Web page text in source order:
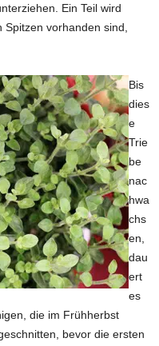
Ein Teil wird
Spitzen vorhanden sind,
Bis
dies
e
Trie
be
nac
hwa
chs
en,
dau
ert
es
die im Frühherbst
bevor die ersten